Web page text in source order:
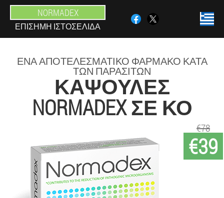
NORMADEX
ΕΠΊΣΗΜΗ ΙΣΤΟΣΕΛΊΔΑ
ΈΝΑ ΑΠΟΤΕΛΕΣΜΑΤΙΚΌ ΦΆΡΜΑΚΟ ΚΑΤΆ
ΤΩΝ ΠΑΡΑΣΊΤΩΝ
ΚΆΨΟΥΛΕΣ
NORMADEX ΣΕ ΚΟ
€39
€78